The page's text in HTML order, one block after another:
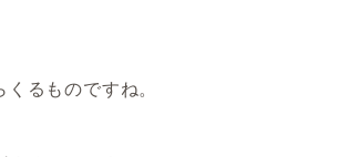
るものですね。